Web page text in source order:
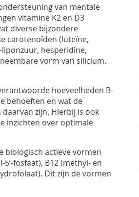
van mentale
vitamine K2 en D3
diverse bijzondere
carotenoïden (luteïne,
liponzuur, hesperidine,
vorm van silicium.
hoeveelheden B-
behoeften en wat de
zijn. Hierbij is ook
inzichten over optimale
biologisch actieve vormen
fosfaat), B12 (methyl- en
Dit zijn de vormen